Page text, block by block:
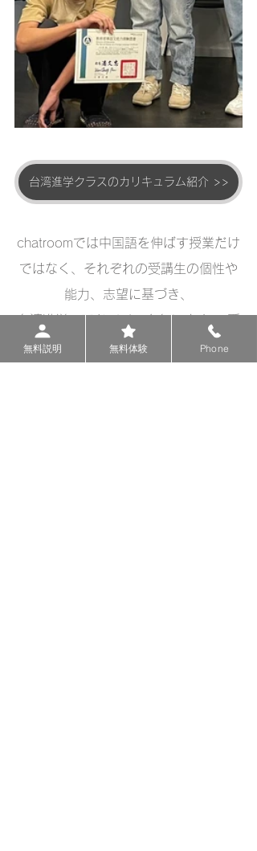
台湾進学クラスのカリキュラム紹介 >>
chatroomでは中国語を伸ばす授業だけ
ではなく、それぞれの受講生の個性や
能力、志望に基づき、
講生の希望にぴったり合う大学、
無料説明 無料体験 Phone